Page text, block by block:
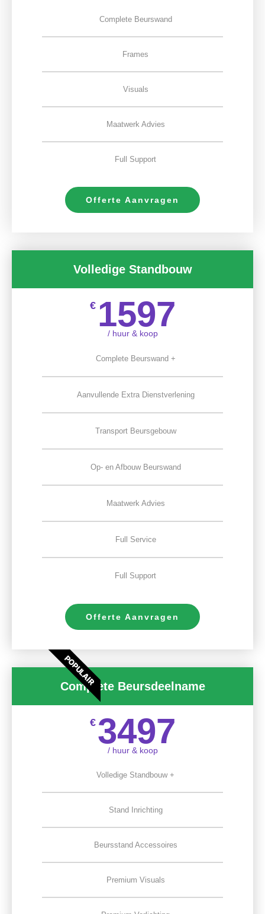
Complete Beurswand
Frames
Visuals
Maatwerk Advies
Full Support
Offerte Aanvragen
Volledige Standbouw
€ 1597
/ huur & koop
Complete Beurswand +
Aanvullende Extra Dienstverlening
Transport Beursgebouw
Op- en Afbouw Beurswand
Maatwerk Advies
Full Service
Full Support
Offerte Aanvragen
POPULAIR
Complete Beursdeelname
€ 3497
/ huur & koop
Volledige Standbouw +
Stand Inrichting
Beursstand Accessoires
Premium Visuals